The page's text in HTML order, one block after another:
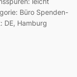
Büro Spenden-
DE, Hamburg